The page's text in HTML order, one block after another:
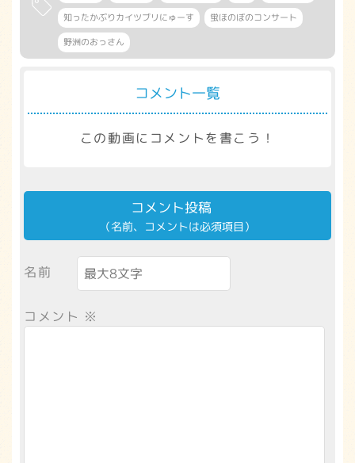
知ったかぶりカイツブリにゅーす
蛍ほのぼのコンサート
野洲のおっさん
コメント一覧
この動画にコメントを書こう！
コメント投稿
（名前、コメントは必須項目）
名前
コメント ※